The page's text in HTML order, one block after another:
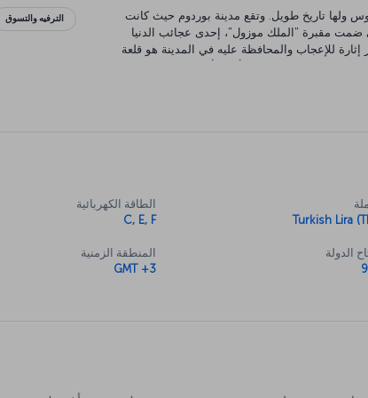
ولها تاريخ طويل. وتقع مدينة بوردوم حيث كانت
ضمت مقبرة "الملك موزول"، إحدى عجائب الدنيا
إثارة للإعجاب والمحافظة عليه في المدينة هو قلعة
الصافية، ما عليك سوى حجز رحلة طيران إلى
تذكرة رحلة طيران بودروم
الترفيه والتسوق
Turkish Lira
الدولة
الطاقة الكهربائية
C, E, F
المنطقة الزمنية
GMT +3